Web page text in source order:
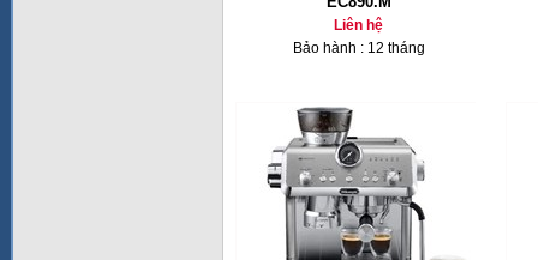
Liên hệ
Bảo hành : 12 tháng